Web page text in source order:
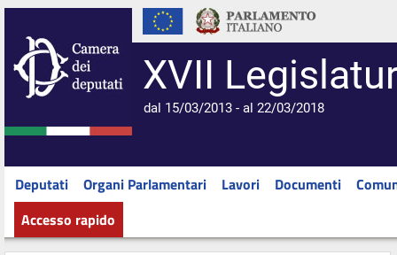
XVII
dal 15/03/2013 - al 22/03/2018
Deputati Organi Parlamentari Lavori Documenti
Accesso rapido